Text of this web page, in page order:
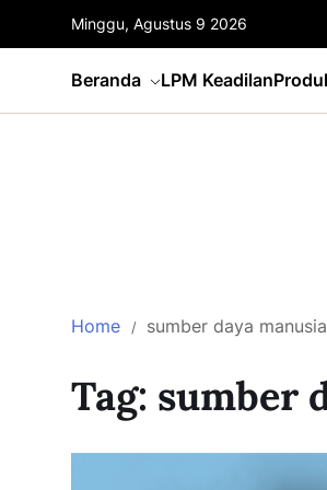
Minggu, Agustus 9 2026
Beranda LPM Keadilan
Home sumber daya manusia
Tag: sumber